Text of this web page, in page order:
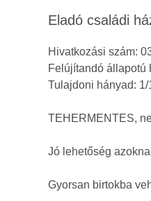
Eladó családi
Hivatkozási szám:
Felújítandó állapotú
Tulajdoni hányad: 1/
TEHERMENTES,
Jó lehetőség
Gyorsan birtokba